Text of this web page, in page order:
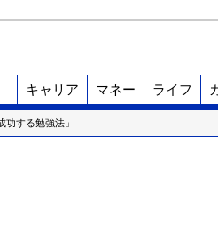
キャリア マネー ライフ
する勉強法」